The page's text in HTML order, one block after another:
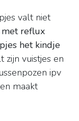
valt niet
met reflux
het kindje
zijn vuistjes en
ipv
maakt